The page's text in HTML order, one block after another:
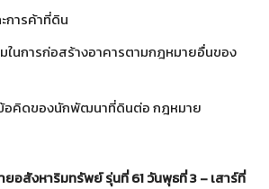
การค้าที่ดิน
ในการก่อสร้างอาคารตามกฎหมายอื่นของ
อคิดของนักพัฒนาที่ดินต่อ กฎหมาย
ยอสังหาริมทรัพย์ รุ่นที่ 61 วันพุธที่ 3 – เสาร์ที่